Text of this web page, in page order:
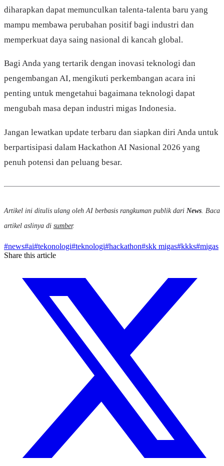
diharapkan dapat memunculkan talenta-talenta baru yang
mampu membawa perubahan positif bagi industri dan
memperkuat daya saing nasional di kancah global.
Bagi Anda yang tertarik dengan inovasi teknologi dan
pengembangan AI, mengikuti perkembangan acara ini
penting untuk mengetahui bagaimana teknologi dapat
mengubah masa depan industri migas Indonesia.
Jangan lewatkan update terbaru dan siapkan diri Anda untuk
berpartisipasi dalam Hackathon AI Nasional 2026 yang
penuh potensi dan peluang besar.
Artikel ini ditulis ulang oleh AI berbasis rangkuman publik dari News . Baca
artikel aslinya di sumber.
#news#ai#tekonologi#teknologi#hackathon#skk migas#kkks#migas
Share this article